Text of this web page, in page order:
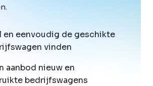
en eenvoudig de geschikte
vinden
aanbod nieuw en
bedrijfswagens